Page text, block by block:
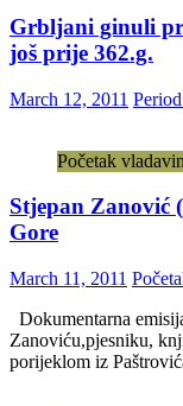
Grbljani ginuli
još prije 362.g.
March 12, 2011
Početak
Stjepan Zanović
Gore
March 11, 2011
Dokumentarna
Zanoviću,pjesniku,
porijeklom iz